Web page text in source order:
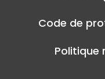
Code de
Politique